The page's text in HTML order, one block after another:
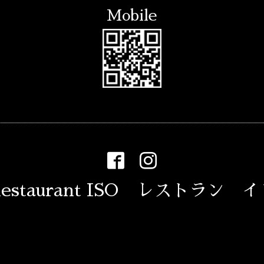
Mobile
ISO レストラン イ